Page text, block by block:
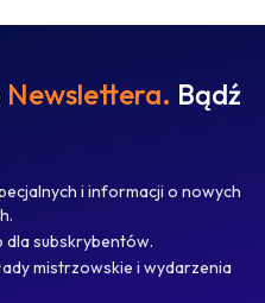
Newslettera. Bądź
i informacji o nowych
subskrybentów.
mistrzowskie i wydarzenia